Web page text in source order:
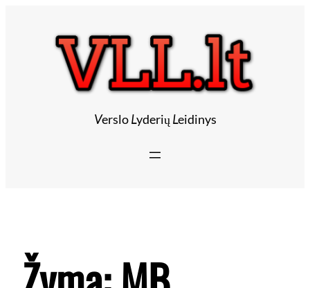
VersloLyderių Leidinys